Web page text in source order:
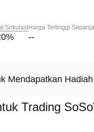
Sirkulasi
%
Harga Tertinggi
--
Mendapatkan
Trading